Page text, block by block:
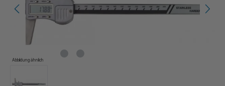
Abbildung ähnlich